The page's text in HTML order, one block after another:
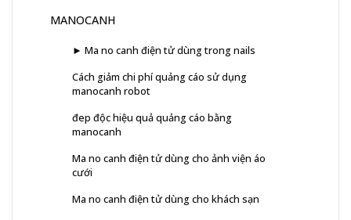
MANOCANH
► Ma no canh điện tử dùng trong nails
Cách giảm chi phí quảng cáo sử dụng
manocanh robot
đep độc hiệu quả quảng cáo bằng
manocanh
Ma no canh điện tử dùng cho ảnh viện áo
cưới
Ma no canh điện tử dùng cho khách sạn